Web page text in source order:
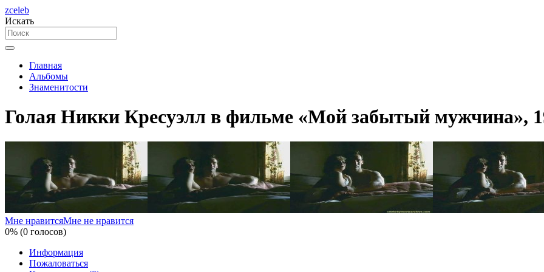
zceleb
Искать
Главная
Альбомы
Знаменитости
Голая Никки Кресуэлл в фильме «Мой забытый мужчина»,
Мне нравитсяМне не нравится
0% (0 голосов)
Информация
Пожаловаться